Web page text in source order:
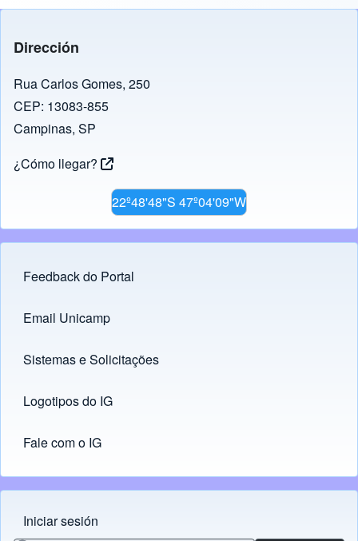
Dirección
Rua Carlos Gomes, 250
CEP: 13083-855
Campinas, SP
¿Cómo llegar?
22º48'48"S 47º04'09"W
Footer menu
Feedback do Portal
Links
Email Unicamp
(opens in new tab)
Sistemas e Solicitações
(opens in new tab)
Logotipos do IG
(opens in new tab)
Fale com o IG
Menu do usuário
Iniciar sesión